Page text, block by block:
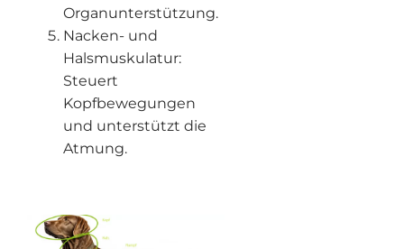
Organunterstützung.
Nacken- und
Halsmuskulatur:
Steuert
Kopfbewegungen
und unterstützt die
Atmung.